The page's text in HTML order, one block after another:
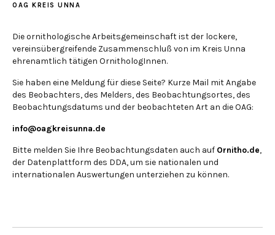
OAG KREIS UNNA
Die ornithologische Arbeitsgemeinschaft ist der lockere,
vereinsübergreifende Zusammenschluß von im Kreis Unna
ehrenamtlich tätigen OrnithologInnen.
Sie haben eine Meldung für diese Seite? Kurze Mail mit Angabe
des Beobachters, des Melders, des Beobachtungsortes, des
Beobachtungsdatums und der beobachteten Art an die OAG:
info@oagkreisunna.de
Bitte melden Sie Ihre Beobachtungsdaten auch auf Ornitho.de,
der Datenplattform des DDA, um sie nationalen und
internationalen Auswertungen unterziehen zu können.